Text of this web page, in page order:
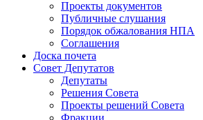
Проекты документов
Публичные слушания
Порядок обжалования НПА
Соглашения
Доска почета
Совет Депутатов
Депутаты
Решения Совета
Проекты решений Совета
Фракции